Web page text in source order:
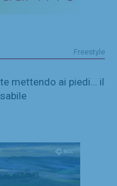
Freestyle
mettendo ai piedi… il